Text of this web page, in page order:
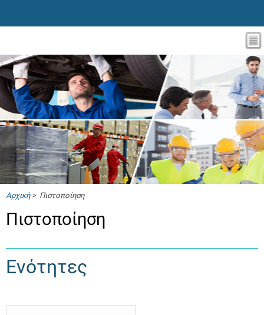
Αρχική> Πιστοποίηση
Πιστοποίηση
Ενότητες